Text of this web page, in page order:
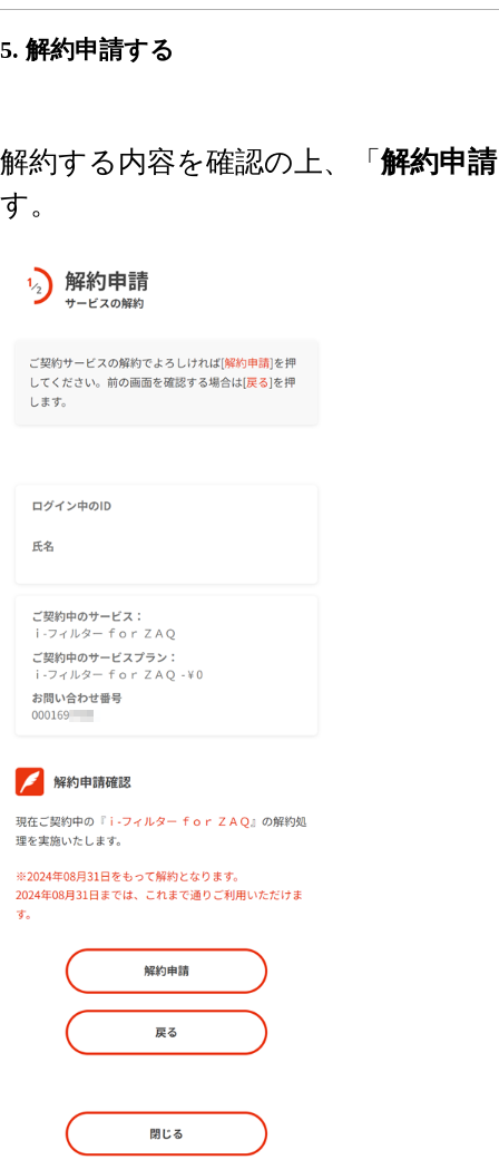
5. 解約申請する
解約する内容を確認の上、「 解約申請
す。